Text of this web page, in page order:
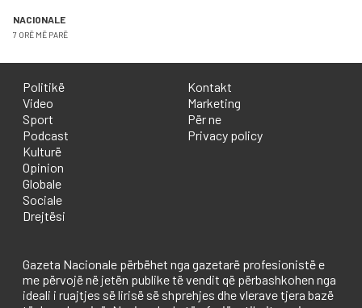
NACIONALE
7 ORË MË PARË
Politikë
Video
Sport
Podcast
Kulturë
Opinion
Globale
Sociale
Drejtësi
Kontakt
Marketing
Për ne
Privacy policy
Gazeta Nacionale përbëhet nga gazetarë profesionistë e
me përvojë në jetën publike të vendit që përbashkohen nga
ideali i ruajtjes së lirisë së shprehjes dhe vlerave tjera bazë